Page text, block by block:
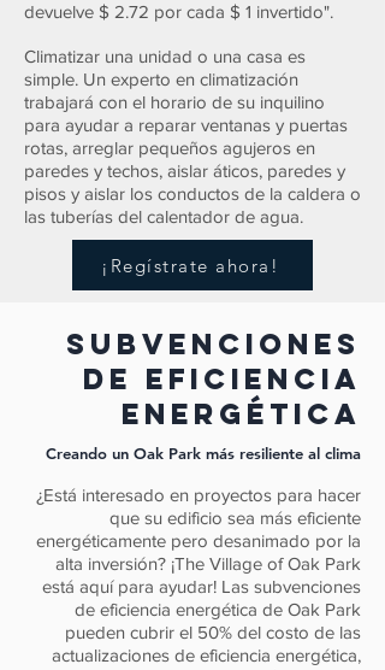
devuelve $ 2.72 por cada $ 1 invertido".
Climatizar una unidad o una casa es
simple. Un experto en climatización
trabajará con el horario de su inquilino
para ayudar a reparar ventanas y puertas
rotas, arreglar pequeños agujeros en
paredes y techos, aislar áticos, paredes y
pisos y aislar los conductos de la caldera o
las tuberías del calentador de agua.
¡Regístrate ahora!
subvenciones
de eficiencia
energética
Creando un Oak Park más resiliente al clima
¿Está interesado en proyectos para hacer
que su edificio sea más eficiente
energéticamente pero desanimado por la
alta inversión? ¡The Village of Oak Park
está aquí para ayudar! Las subvenciones
de eficiencia energética de Oak Park
pueden cubrir el 50% del costo de las
actualizaciones de eficiencia energética,